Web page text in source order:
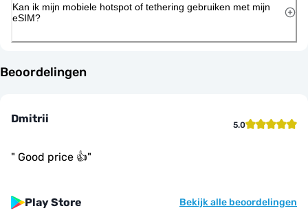
Kan ik mijn mobiele hotspot of tethering gebruiken met mijn
eSIM?
Beoordelingen
Dmitrii 5.0
" Good price 👍"
Play Store Bekijk alle beoordelingen